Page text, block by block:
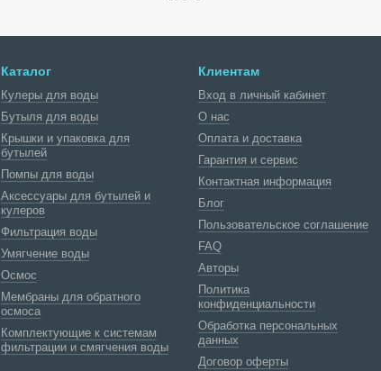
Каталог
Кулеры для воды
Бутыля для воды
Крышки и упаковка для
бутылей
Помпы для воды
Аксессуары для бутылей и
кулеров
Фильтрация воды
Умягчение воды
Осмос
Мембраны для обратного
осмоса
Комплектующие к системам
фильтрации и смягчения воды
Клиентам
Вход в личный кабинет
О нас
Оплата и доставка
Гарантия и сервис
Контактная информация
Блог
Пользовательское соглашение
FAQ
Авторы
Политика
конфиденциальности
Обработка персональных
данных
Договор оферты